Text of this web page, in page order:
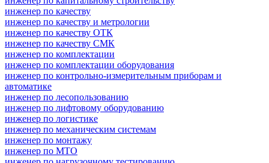
инженер по качеству
инженер по качеству и метрологии
инженер по качеству ОТК
инженер по качеству СМК
инженер по комплектации
инженер по комплектации оборудования
инженер по контрольно-измерительным приборам и
автоматике
инженер по лесопользованию
инженер по лифтовому оборудованию
инженер по логистике
инженер по механическим системам
инженер по монтажу
инженер по МТО